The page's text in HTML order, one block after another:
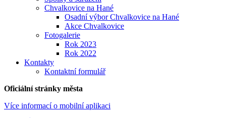
Chvalkovice na Hané
Osadní výbor Chvalkovice na Hané
Akce Chvalkovice
Fotogalerie
Rok 2023
Rok 2022
Kontakty
Kontaktní formulář
Oficiální stránky města
Více informací o mobilní aplikaci